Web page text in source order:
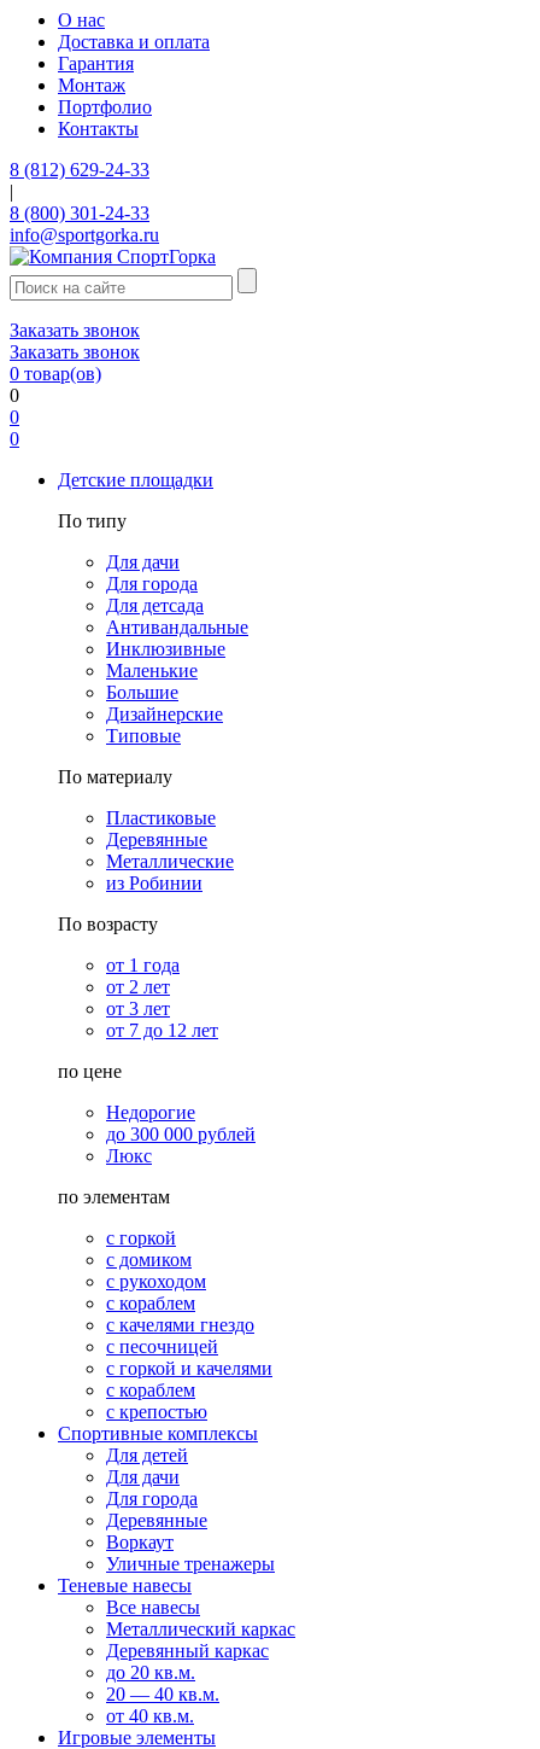
О нас
Доставка и оплата
Гарантия
Монтаж
Портфолио
Контакты
8 (812) 629-24-33
|
8 (800) 301-24-33
info@sportgorka.ru
Заказать звонок
Заказать звонок
0 товар(ов)
0
0
0
Детские площадки
По типу
Для дачи
Для города
Для детсада
Антивандальные
Инклюзивные
Маленькие
Большие
Дизайнерские
Типовые
По материалу
Пластиковые
Деревянные
Металлические
из Робинии
По возрасту
от 1 года
от 2 лет
от 3 лет
от 7 до 12 лет
по цене
Недорогие
до 300 000 рублей
Люкс
по элементам
с горкой
с домиком
с рукоходом
с кораблем
с качелями гнездо
с песочницей
с горкой и качелями
с кораблем
с крепостью
Спортивные комплексы
Для детей
Для дачи
Для города
Деревянные
Воркаут
Уличные тренажеры
Теневые навесы
Все навесы
Металлический каркас
Деревянный каркас
до 20 кв.м.
20 — 40 кв.м.
от 40 кв.м.
Игровые элементы